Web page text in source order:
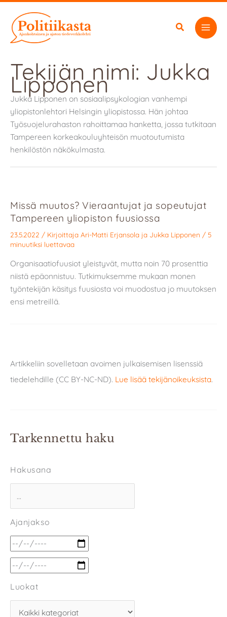
sisältöön
Tekijän nimi: Jukka
Lipponen
Jukka Lipponen on sosiaalipsykologian vanhempi
yliopistonlehtori Helsingin yliopistossa. Hän johtaa
Työsuojelurahaston rahoittamaa hanketta, jossa tutkitaan
Tampereen korkeakouluyhteisön muotoutumista
henkilöstön näkökulmasta.
Missä muutos? Vieraantujat ja sopeutujat
Tampereen yliopiston fuusiossa
23.5.2022 / Kirjoittaja Ari-Matti Erjansola ja Jukka Lipponen / 5
minuutiksi luettavaa
Organisaatiofuusiot yleistyvät, mutta noin 70 prosenttia
niistä epäonnistuu. Tutkimuksemme mukaan monen
työntekijän käsitys fuusiosta voi muodostua jo muutoksen
ensi metreillä.
Artikkeliin sovelletaan avoimen julkaisemisen lisenssiä
tiedelehdille (CC BY-NC-ND). Lue lisää tekijänoikeuksista.
Tarkennettu haku
Hakusana
Ajanjakso
Luokat